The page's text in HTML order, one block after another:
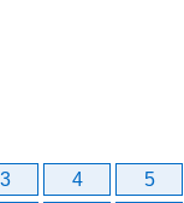
3 4 5